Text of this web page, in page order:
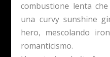
combustione lenta
una curvy sunshine
hero, mescolando
romanticismo.